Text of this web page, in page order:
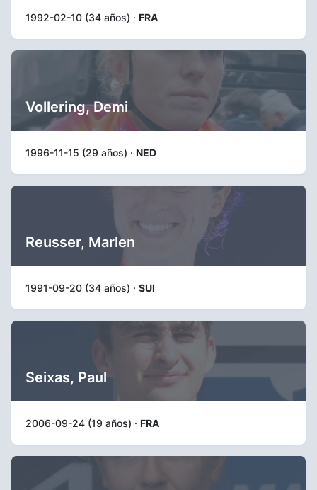
1992-02-10 (34 años) · FRA
Vollering, Demi
1996-11-15 (29 años) · NED
Reusser, Marlen
1991-09-20 (34 años) · SUI
Seixas, Paul
2006-09-24 (19 años) · FRA